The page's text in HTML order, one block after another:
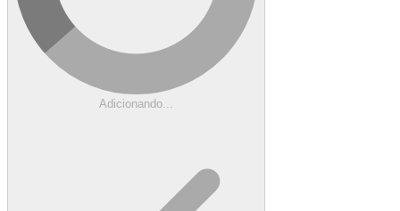
Adicionando...